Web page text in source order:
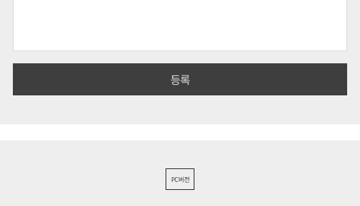
PC버전